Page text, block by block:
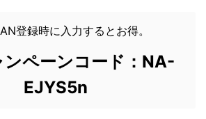
登録時に入力するとお得。
ンペーンコード：NA-
EJYS5n